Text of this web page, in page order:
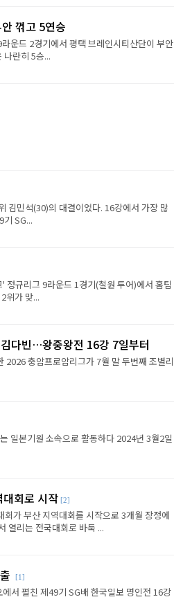
꺾고 5연승
운드 2경기에서 평택 브레인시티산단이 부안
나란히 5승...
김민석(30)의 대결이었다. 16강에서 가장 많
기 SG...
규리그 9라운드 1경기(철원 투어)에서 홈팀
위가 맞...
다빈…왕중왕전 16강 7일부터
충암프로암리그가 7월 말 두번째 조별리
일본기원 소속으로 활동하다 2024년 3월2일
회로 시작 [2]
가 부산 지역대회를 시작으로 3개월 장정에
열리는 전국대회로 바둑 ...
[1]
서 펼친 제49기 SG배 한국일보 명인전 16강